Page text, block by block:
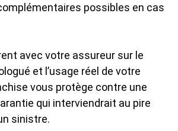
possibles en cas
avec votre assureur sur le
et l’usage réel de votre
vous protège contre une
qui interviendrait au pire
sinistre.